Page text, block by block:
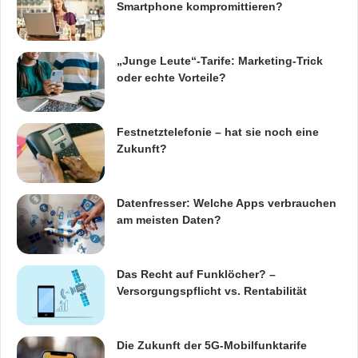
Umrahmt wird der diesjährige Anlass durch
einen Abend der besonderen Art.
Teilnehmende, welche beide Forumstage
besuchen, sind zu einem Abendprogramm in
entspannter Atmosphäre eingeladen. Dort
können Kontakte zu Fachkollegen geknüpft
werden und die gewonnenen Eindrücke
diskutiert werden. Für das gediegene
Nachtessen entführen wir alle in das neu
renovierte und historische Jugendstil-Hotel
Paxmontana in Flüeli Ranft
http://www.paxmontana.ch
Smartphone kompromittieren?
„Junge Leute“-Tarife: Marketing-Trick
oder echte Vorteile?
Festnetztelefonie – hat sie noch eine
Zukunft?
Datenfresser: Welche Apps verbrauchen
am meisten Daten?
Das Recht auf Funklöcher? –
Versorgungspflicht vs. Rentabilität
Die Zukunft der 5G-Mobilfunktarife